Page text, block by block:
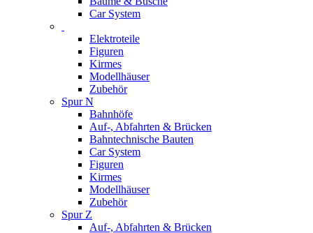
Car System
Elektroteile
Figuren
Kirmes
Modellhäuser
Zubehör
Spur N
Bahnhöfe
Auf-, Abfahrten & Brücken
Bahntechnische Bauten
Car System
Figuren
Kirmes
Modellhäuser
Zubehör
Spur Z
Auf-, Abfahrten & Brücken